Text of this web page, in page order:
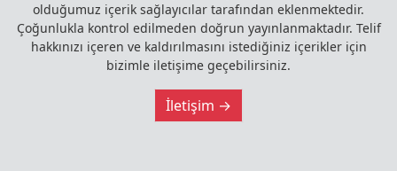
olduğumuz içerik sağlayıcılar tarafından eklenmektedir.
Çoğunlukla kontrol edilmeden doğrun yayınlanmaktadır. Telif
hakkınızı içeren ve kaldırılmasını istediğiniz içerikler için
bizimle iletişime geçebilirsiniz.
İletişim →